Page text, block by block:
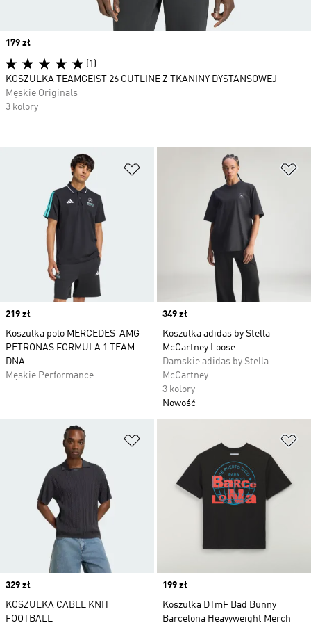
Dodaj do listy życzeń
Price
219 zł
Koszulka polo MERCEDES-AMG
PETRONAS FORMULA 1 TEAM
DNA
Męskie Performance
Price
349 zł
Koszulka adidas by Stella
McCartney Loose
Damskie adidas by Stella
McCartney
3 kolory
Nowość
Price
329 zł
KOSZULKA CABLE KNIT
FOOTBALL
Price
199 zł
Koszulka DTmF Bad Bunny
Barcelona Heavyweight Merch
Price
179 zł
(1)
KOSZULKA TEAMGEIST 26 CUTLINE Z TKANINY DYSTANSOWEJ
Męskie Originals
3 kolory